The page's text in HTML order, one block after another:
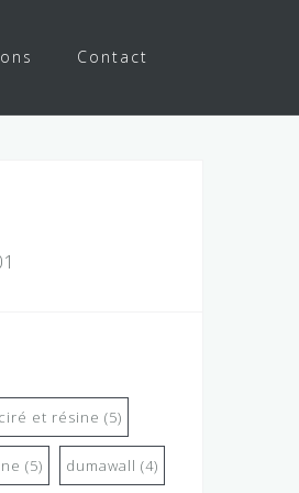
Contact
et résine (5)
(5) dumawall (4)